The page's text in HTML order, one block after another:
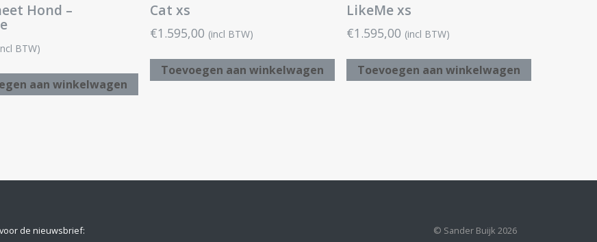
Hond –
BTW)
aan winkelwagen
Cat xs
€1.595,00 (incl BTW)
Toevoegen aan winkelwagen
LikeMe xs
€1.595,00 (incl BTW)
Toevoegen aan winkelwagen
de nieuwsbrief: © Sander Buijk 2026